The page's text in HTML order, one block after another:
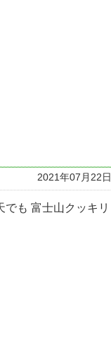
2021年07月22日
も 富士山クッキリ